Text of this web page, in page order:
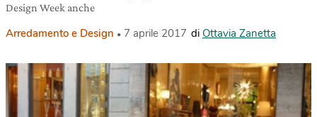
Design Week anche
Arredamento e Design 7 aprile 2017 di Ottavia Zanetta